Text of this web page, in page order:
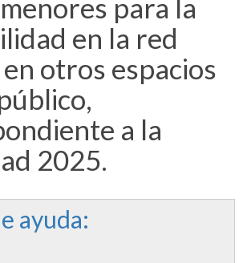
para la
en la red
otros espacios
a la
2025.
ayuda: